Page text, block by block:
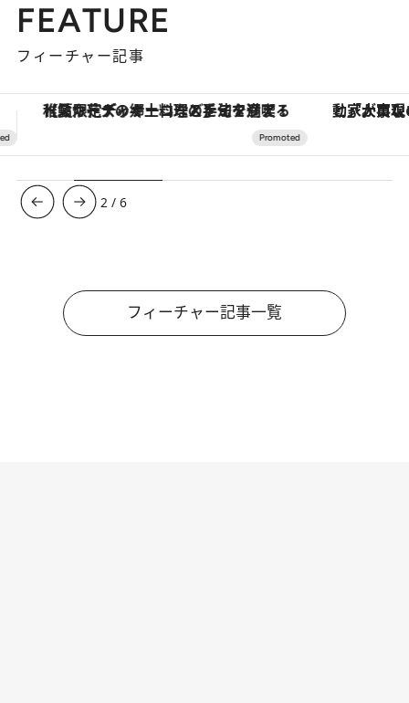
FEATURE
フィーチャー記事
「大事なのは地域の意識を変えること」。ロレックス賞受賞の自然保護活動家が実現させたナイジェリアの自然環境の復活 【銀座で出合う最旬美容】美髪ケアや上質
3 /6
フィーチャー記事一覧